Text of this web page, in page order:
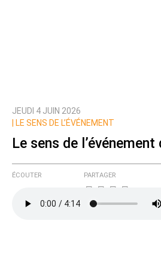
JEUDI 4 JUIN 2026
LE SENS DE L’ÉVÉNEMENT
Le sens de l’événement
ÉCOUTER PARTAGER